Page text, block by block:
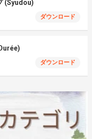
(Syudou)
ダウンロード
ダウンロード